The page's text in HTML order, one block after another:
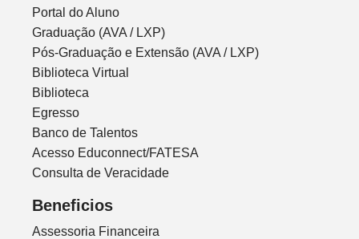
Portal do Aluno
Graduação (AVA / LXP)
Pós-Graduação e Extensão (AVA / LXP)
Biblioteca Virtual
Biblioteca
Egresso
Banco de Talentos
Acesso Educonnect/FATESA
Consulta de Veracidade
Beneficios
Assessoria Financeira